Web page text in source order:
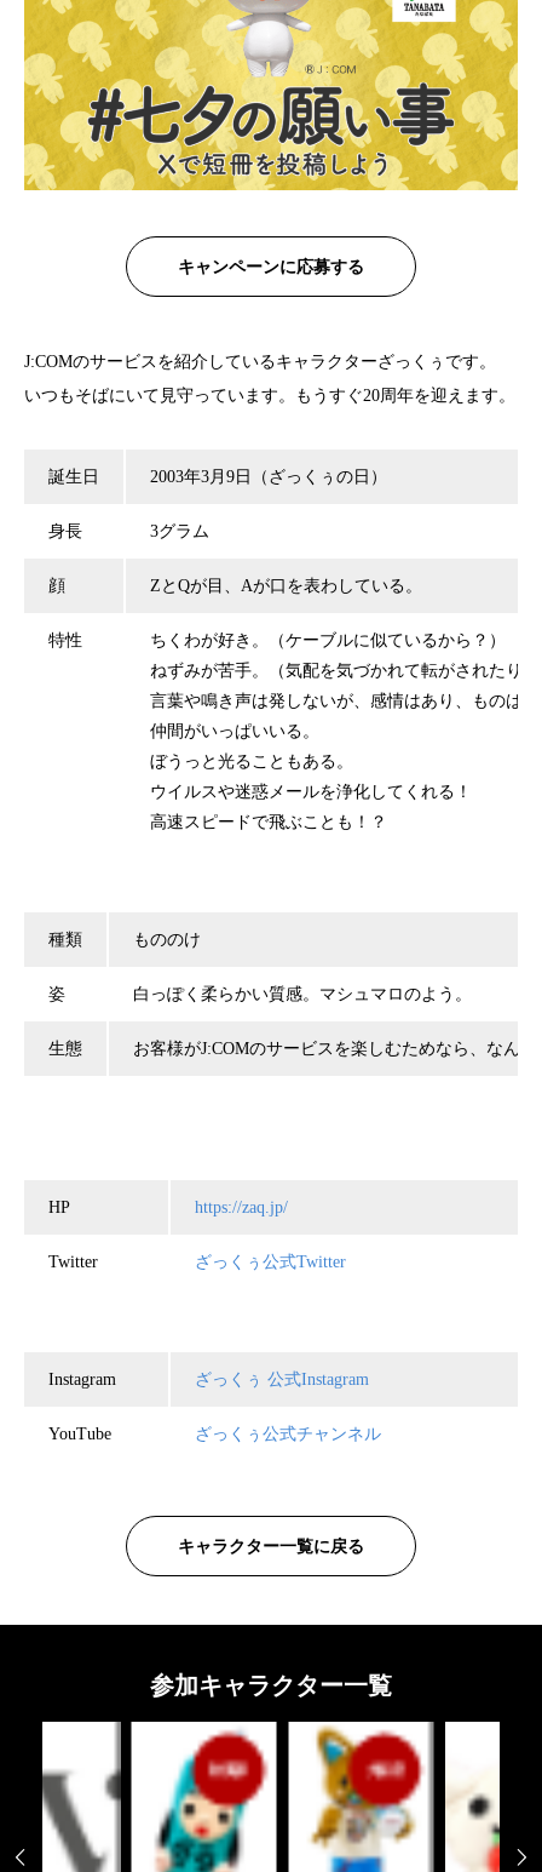
キャンペーンに応募する
J:COMのサービスを紹介しているキャラクターざっくぅです。
いつもそばにいて見守っています。もうすぐ20周年を迎えます。
誕生日 2003年3月9日（ざっくぅの日）
身長 3グラム
顔 ZとQが目、Aが口を表わしている。
特性
ちくわが好き。（ケーブルに似ているから？）
ねずみが苦手。（気配を気づかれて転がされたり
言葉や鳴き声は発しないが、感情はあり、ものは
仲間がいっぱいいる。
ぼうっと光ることもある。
ウイルスや迷惑メールを浄化してくれる！
高速スピードで飛ぶことも！？
種類 もののけ
姿 白っぽく柔らかい質感。マシュマロのよう。
生態 お客様がJ:COMのサービスを楽しむためなら、なん
HP https://zaq.jp/
Twitter ざっくぅ公式Twitter
Instagram ざっくぅ 公式Instagram
YouTube ざっくぅ公式チャンネル
キャラクター一覧に戻る
参加キャラクター一覧
秋葉原
 